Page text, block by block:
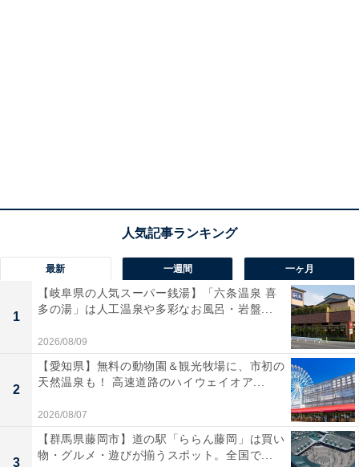
最新 一週間 一ヶ月
1
【岐阜県の人気スーパー銭湯】「六条温泉 喜
多の湯」は人工温泉や多彩なお風呂・岩盤...
2026/08/09
2
【愛知県】無料の動物園＆観光牧場に、市初の
天然温泉も！ 高速道路のハイウェイオア...
2026/08/07
3
【群馬県藤岡市】道の駅「ららん藤岡」は買い
物・グルメ・遊びが揃うスポット。全国で...